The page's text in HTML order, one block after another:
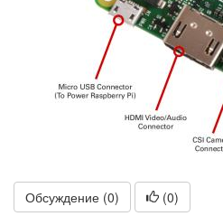
Обсуждение (0) (0)